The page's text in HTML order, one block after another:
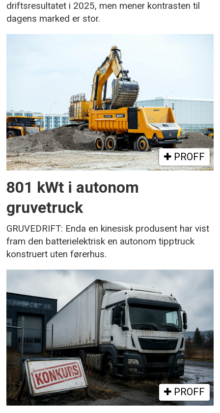
driftsresultatet i 2025, men mener kontrasten til
dagens marked er stor.
PROFF
801 kWt i autonom
gruvetruck
GRUVEDRIFT: Enda en kinesisk produsent har vist
fram den batterielektrisk en autonom tipptruck
konstruert uten førerhus.
PROFF